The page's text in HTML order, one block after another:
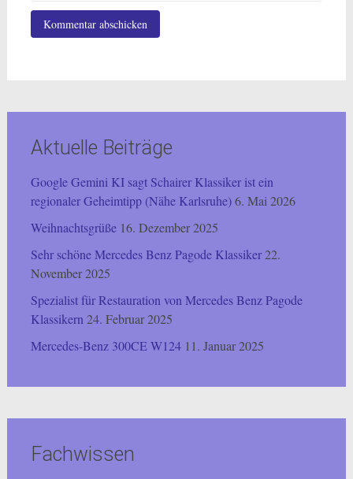
Aktuelle Beiträge
Google Gemini KI sagt Schairer Klassiker ist ein
regionaler Geheimtipp (Nähe Karlsruhe)6. Mai 2026
Weihnachtsgrüße 16. Dezember 2025
Sehr schöne Mercedes Benz Pagode Klassiker22.
November 2025
Spezialist für Restauration von Mercedes Benz Pagode
Klassikern 24. Februar 2025
Mercedes-Benz 300CE W124 11. Januar 2025
Fachwissen